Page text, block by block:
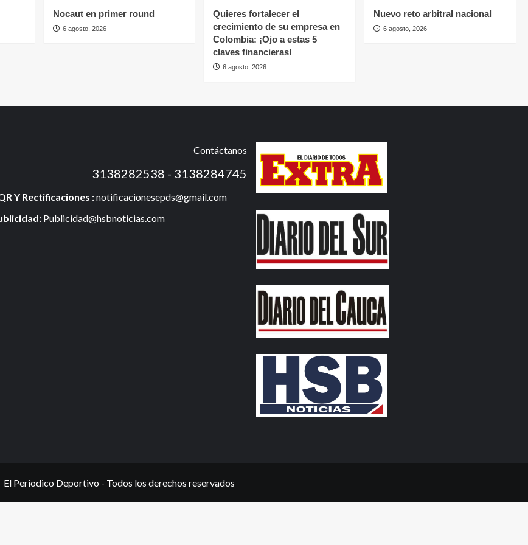
Nocaut en primer round
6 agosto, 2026
Quieres fortalecer el
crecimiento de su empresa en
Colombia: ¡Ojo a estas 5
claves financieras!
6 agosto, 2026
Nuevo reto arbitral nacional
6 agosto, 2026
Contáctanos
3138282538 - 3138284745
Y Rectificaciones :notificacionesepds@gmail.com
Publicidad@hsbnoticias.com